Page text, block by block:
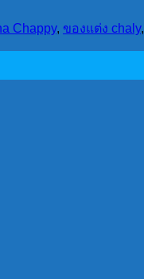
Chappy, ของแต่ง chaly,